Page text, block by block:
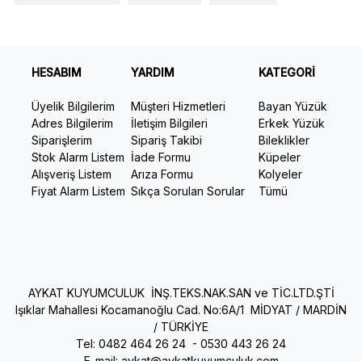
HESABIM
Üyelik Bilgilerim
Adres Bilgilerim
Siparişlerim
Stok Alarm Listem
Alışveriş Listem
Fiyat Alarm Listem
YARDIM
Müşteri Hizmetleri
İletişim Bilgileri
Sipariş Takibi
İade Formu
Arıza Formu
Sıkça Sorulan Sorular
KATEGORİ
Bayan Yüzük
Erkek Yüzük
Bileklikler
Küpeler
Kolyeler
Tümü
AYKAT KUYUMCULUK İNŞ.TEKS.NAK.SAN ve TİC.LTD.ŞTİ
Işıklar Mahallesi Kocamanoğlu Cad. No:6A/1 MİDYAT / MARDİN
/ TÜRKİYE
Tel: 0482 464 26 24 - 0530 443 26 24